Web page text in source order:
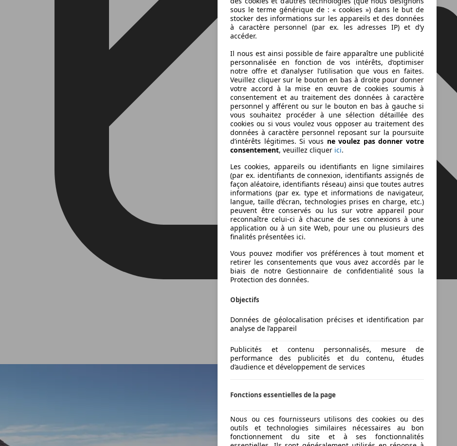
sous le terme générique de : « cookies ») dans le but de
stocker des informations sur les appareils et des données
à caractère personnel (par ex. les adresses IP) et d’y
accéder.
Il nous est ainsi possible de faire apparaître une publicité
personnalisée en fonction de vos intérêts, d’optimiser
notre offre et d’analyser l’utilisation que vous en faites.
Veuillez cliquer sur le bouton en bas à droite pour donner
votre accord à la mise en œuvre de cookies soumis à
consentement et au traitement des données à caractère
personnel y afférent ou sur le bouton en bas à gauche si
vous souhaitez procéder à une sélection détaillée des
cookies ou si vous voulez vous opposer au traitement des
données à caractère personnel reposant sur la poursuite
d’intérêts légitimes. Si vous ne voulez pas donner votre
consentement, veuillez cliquer ici.
Les cookies, appareils ou identifiants en ligne similaires
(par ex. identifiants de connexion, identifiants assignés de
façon aléatoire, identifiants réseau) ainsi que toutes autres
informations (par ex. type et informations de navigateur,
langue, taille d’écran, technologies prises en charge, etc.)
peuvent être conservés ou lus sur votre appareil pour
reconnaître celui-ci à chacune de ses connexions à une
application ou à un site Web, pour une ou plusieurs des
finalités présentées ici.
Vous pouvez modifier vos préférences à tout moment et
retirer les consentements que vous avez accordés par le
biais de notre Gestionnaire de confidentialité sous la
Protection des données.
Objectifs
Données de géolocalisation précises et identification par
analyse de l’appareil
Publicités et contenu personnalisés, mesure de
performance des publicités et du contenu, études
d’audience et développement de services
Fonctions essentielles de la page
Nous ou ces fournisseurs utilisons des cookies ou des
outils et technologies similaires nécessaires au bon
fonctionnement du site et à ses fonctionnalités